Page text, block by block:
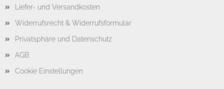
Liefer- und Versandkosten
Widerrufsrecht & Widerrufsformular
Privatsphäre und Datenschutz
AGB
Cookie Einstellungen